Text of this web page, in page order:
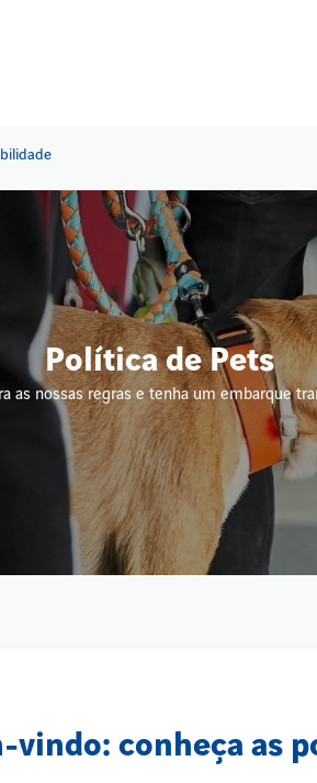
Política de Pets
as nossas regras e tenha um embarque
conheça as